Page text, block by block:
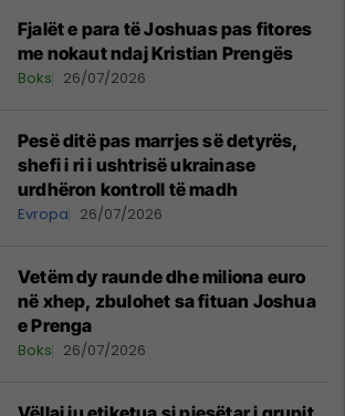
Fjalët e para të Joshuas pas fitores
me nokaut ndaj Kristian Prengës
Boks 26/07/2026
Pesë ditë pas marrjes së detyrës,
shefi i ri i ushtrisë ukrainase
urdhëron kontroll të madh
Evropa 26/07/2026
Vetëm dy raunde dhe miliona euro
në xhep, zbulohet sa fituan Joshua
e Prenga
Boks 26/07/2026